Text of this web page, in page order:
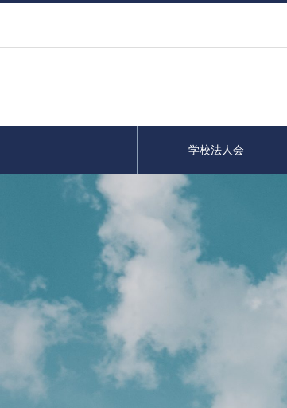
学校法人会